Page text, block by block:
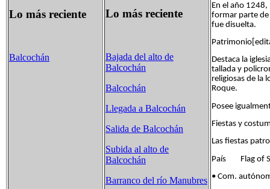
Lo más reciente
Balcochán
Lo más reciente
Bajada del alto de
Balcochán
Balcochán
Llegada a Balcochán
Salida de Balcochán
Subida al alto de
Balcochán
Barranco del río Manubres
En el año 1248,
formar parte de
fue disuelta.
Destaca la
tallada y
religiosas de la
Roque.
Posee
Fiestas y
Las fiestas
País Flag of
• Com.